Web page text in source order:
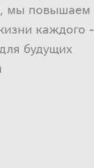
мы повышаем
каждого -
будущих